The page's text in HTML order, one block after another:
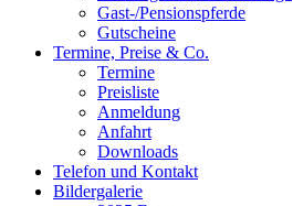
Gast-/Pensionspferde
Gutscheine
Termine, Preise & Co.
Termine
Preisliste
Anmeldung
Anfahrt
Downloads
Telefon und Kontakt
Bildergalerie